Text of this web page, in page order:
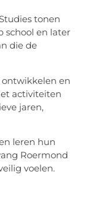
tonen
school en later
die de
en
activiteiten
jaren,
leren hun
Roermond
voelen.